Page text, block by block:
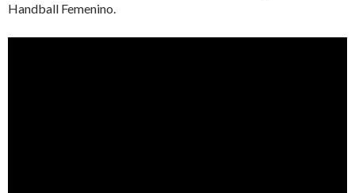
Handball Femenino.